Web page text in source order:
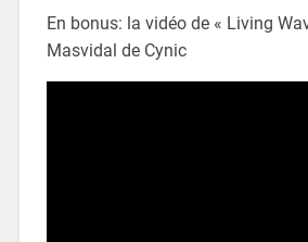
En bonus: la vidéo de « Living
Masvidal de Cynic